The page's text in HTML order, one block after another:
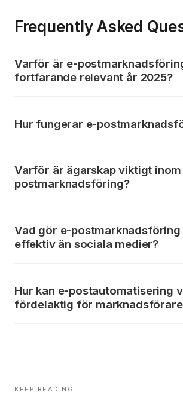
Frequently Asked
Varför är e-
fortfarande relevant år 2025?
Hur fungerar e-
Varför är ägarskap viktigt
postmarknadsföring?
Vad gör e-postmarknadsföring
effektiv än sociala medier?
Hur kan e-postautomatisering
fördelaktig för
KEEP READING